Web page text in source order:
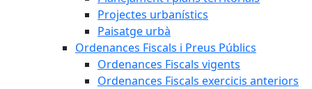
Projectes urbanístics
Paisatge urbà
Ordenances Fiscals i Preus Públics
Ordenances Fiscals vigents
Ordenances Fiscals exercicis anteriors